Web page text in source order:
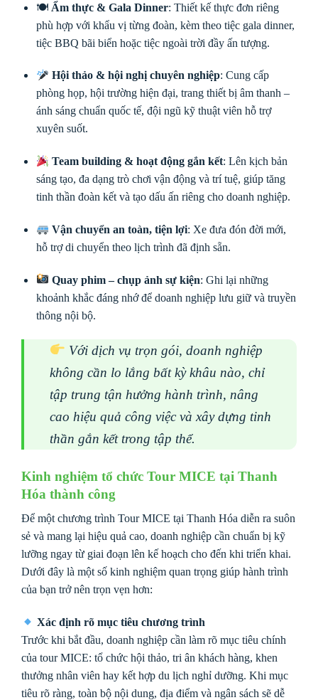
🍽 Ẩm thực & Gala Dinner: Thiết kế thực đơn riêng
phù hợp với khẩu vị từng đoàn, kèm theo tiệc gala dinner,
tiệc BBQ bãi biển hoặc tiệc ngoài trời đầy ấn tượng.
Hội thảo & hội nghị chuyên nghiệp: Cung cấp
phòng họp, hội trường hiện đại, trang thiết bị âm thanh –
ánh sáng chuẩn quốc tế, đội ngũ kỹ thuật viên hỗ trợ
xuyên suốt.
Team building & hoạt động gắn kết: Lên kịch bản
sáng tạo, đa dạng trò chơi vận động và trí tuệ, giúp tăng
tinh thần đoàn kết và tạo dấu ấn riêng cho doanh nghiệp.
Vận chuyển an toàn, tiện lợi: Xe đưa đón đời mới,
hỗ trợ di chuyển theo lịch trình đã định sẵn.
Quay phim – chụp ảnh sự kiện: Ghi lại những
khoảnh khắc đáng nhớ để doanh nghiệp lưu giữ và truyền
thông nội bộ.
Với dịch vụ trọn gói, doanh nghiệp
không cần lo lắng bất kỳ khâu nào, chỉ
tập trung tận hưởng hành trình, nâng
cao hiệu quả công việc và xây dựng tinh
thần gắn kết trong tập thể.
Kinh nghiệm tổ chức Tour MICE tại Thanh
Hóa thành công
Để một chương trình Tour MICE tại Thanh Hóa diễn ra suôn
sẻ và mang lại hiệu quả cao, doanh nghiệp cần chuẩn bị kỹ
lưỡng ngay từ giai đoạn lên kế hoạch cho đến khi triển khai.
Dưới đây là một số kinh nghiệm quan trọng giúp hành trình
của bạn trở nên trọn vẹn hơn:
Xác định rõ mục tiêu chương trình
Trước khi bắt đầu, doanh nghiệp cần làm rõ mục tiêu chính
của tour MICE: tổ chức hội thảo, tri ân khách hàng, khen
thưởng nhân viên hay kết hợp du lịch nghỉ dưỡng. Khi mục
tiêu rõ ràng, toàn bộ nội dung, địa điểm và ngân sách sẽ dễ